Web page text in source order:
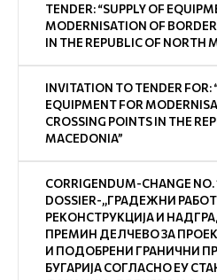
TENDER: “SUPPLY OF
MODERNISATION OF
IN THE REPUBLIC OF NORTH
INVITATION TO TENDER FOR:
EQUIPMENT FOR
CROSSING POINTS IN THE
MACEDONIA”
CORRIGENDUM-CHANGE NO.
DOSSIER-,,ГРАДЕЖНИ
РЕКОНСТРУКЦИЈА И
ПРЕМИН ДЕЛЧЕВО ЗА
И ПОДОБРЕНИ ГРАНИЧНИ
БУГАРИЈА СОГЛАСНО ЕУ